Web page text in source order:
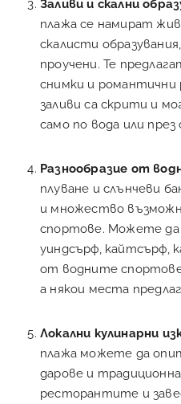
Заливи и скални
плажа се намират
скалисти
проучени. Те
снимки и романтични
заливи са скрити и
само по вода или през
Разнообразие от
плуване и слънчеви
и множество
спортове. Можете да
уиндсърф, кайтсърф,
от водните
а някои места
Локални кулинарни
плажа можете да
дарове и традиционна
ресторантите и